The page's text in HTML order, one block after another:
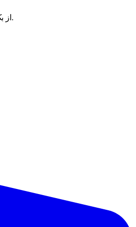
از بک دراپ های بلک لایت می توانید به عنوان پرده، روتختی، رو مبلی، دیوار کوب یا حتی روی سقف استفاده کنید و از زیبایی آن در تاریکی مقابل نورهای بلک لایت لذت ببرید.